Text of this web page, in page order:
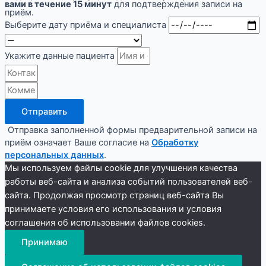
вами в течение 15 минут для подтверждения записи на
приём.
Выберите дату приёма и специалиста
Укажите данные пациента
Отправить
Отправка заполненной формы предварительной записи на
приём означает Ваше согласие на Обработку
персональных данных.
Мы используем файлы cookie для улучшения качества
работы веб-сайта и анализа событий пользователей веб-
сайта. Продолжая просмотр страниц веб-сайта Вы
принимаете условия его использования и условия
соглашения об использовании файлов cookies.
Принимаю